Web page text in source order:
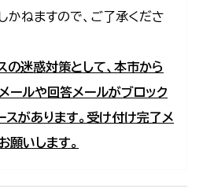
かねますので、ご了承くださ
の迷惑対策として、本市から
ールや回答メールがブロック
スがあります。受け付け完了メ
願いします。